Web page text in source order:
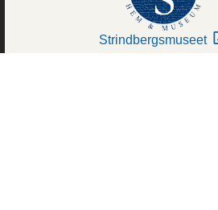
Strindbergsmuseet